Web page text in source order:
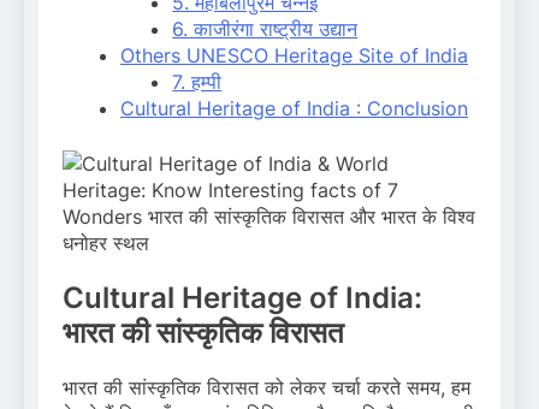
6. काजीरंगा राष्ट्रीय उद्यान
Others UNESCO Heritage Site of India
7. हम्पी
Cultural Heritage of India : Conclusion
Cultural Heritage of India:
भारत की सांस्कृतिक विरासत
भारत की सांस्कृतिक विरासत को लेकर चर्चा करते समय, हम